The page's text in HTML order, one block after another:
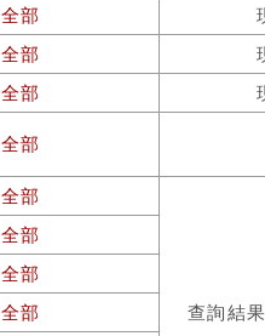
全部
全部
全部
全部
全部
查詢結
全部
全部
全部